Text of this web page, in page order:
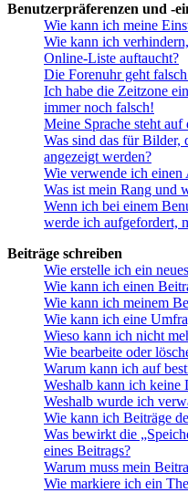
Benutzerpräferenzen und -
Wie kann ich meine
Wie kann ich
Online-Liste auftaucht?
Die Forenuhr geht
Ich habe die Zeitzone
immer noch falsch!
Meine Sprache steht
Was sind das für Bilder,
angezeigt werden?
Wie verwende ich einen
Was ist mein Rang und
Wenn ich bei einem
werde ich aufgefordert,
Beiträge schreiben
Wie erstelle ich ein
Wie kann ich einen
Wie kann ich meinem
Wie kann ich eine
Wieso kann ich nicht
Wie bearbeite oder
Warum kann ich auf
Weshalb kann ich keine
Weshalb wurde ich
Wie kann ich Beiträge
Was bewirkt die
eines Beitrags?
Warum muss mein
Wie markiere ich ein